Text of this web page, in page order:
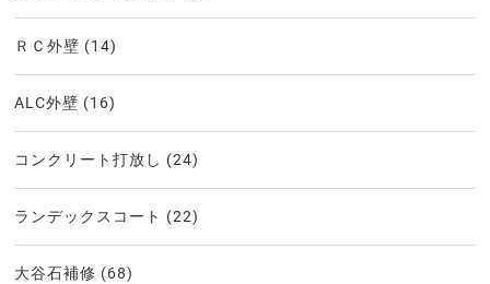
ＲＣ外壁 (14)
ALC外壁 (16)
コンクリート打放し (24)
ランデックスコート (22)
大谷石補修 (68)